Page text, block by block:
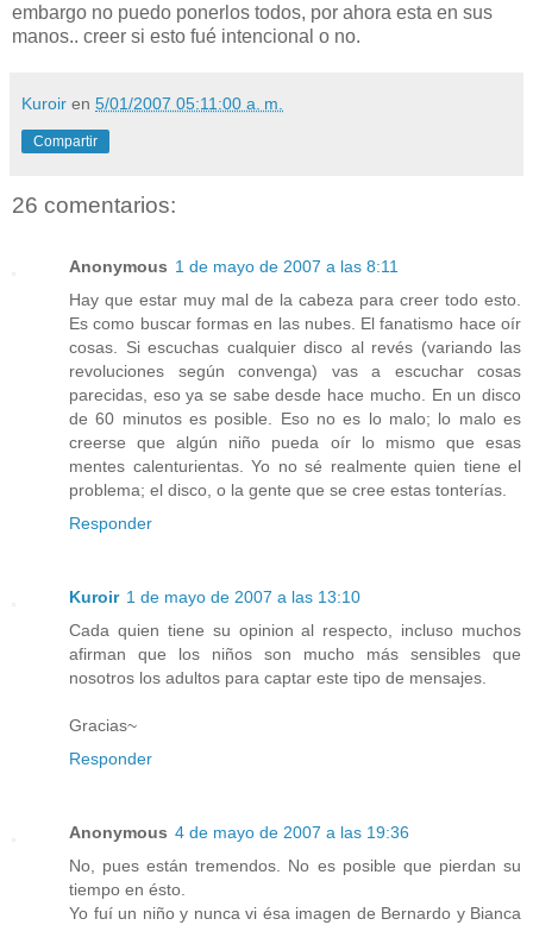
embargo no puedo ponerlos todos, por ahora esta en sus
manos.. creer si esto fué intencional o no.
Kuroir en 5/01/2007 05:11:00 a. m.
Compartir
26 comentarios:
Anonymous 1 de mayo de 2007 a las 8:11
Hay que estar muy mal de la cabeza para creer todo esto.
Es como buscar formas en las nubes. El fanatismo hace oír
cosas. Si escuchas cualquier disco al revés (variando las
revoluciones según convenga) vas a escuchar cosas
parecidas, eso ya se sabe desde hace mucho. En un disco
de 60 minutos es posible. Eso no es lo malo; lo malo es
creerse que algún niño pueda oír lo mismo que esas
mentes calenturientas. Yo no sé realmente quien tiene el
problema; el disco, o la gente que se cree estas tonterías.
Responder
Kuroir 1 de mayo de 2007 a las 13:10
Cada quien tiene su opinion al respecto, incluso muchos
afirman que los niños son mucho más sensibles que
nosotros los adultos para captar este tipo de mensajes.
Gracias~
Responder
Anonymous 4 de mayo de 2007 a las 19:36
No, pues están tremendos. No es posible que pierdan su
tiempo en ésto.
Yo fuí un niño y nunca vi ésa imagen de Bernardo y Bianca